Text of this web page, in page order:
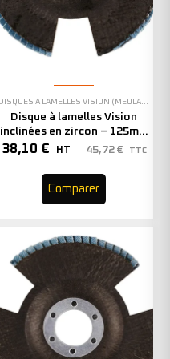
Disque à lamelles Vision
inclinées en zircon – 125mm
– Grain 60 – 210632 (x10)
38,10 € HT 45,72 € TTC
Comparer